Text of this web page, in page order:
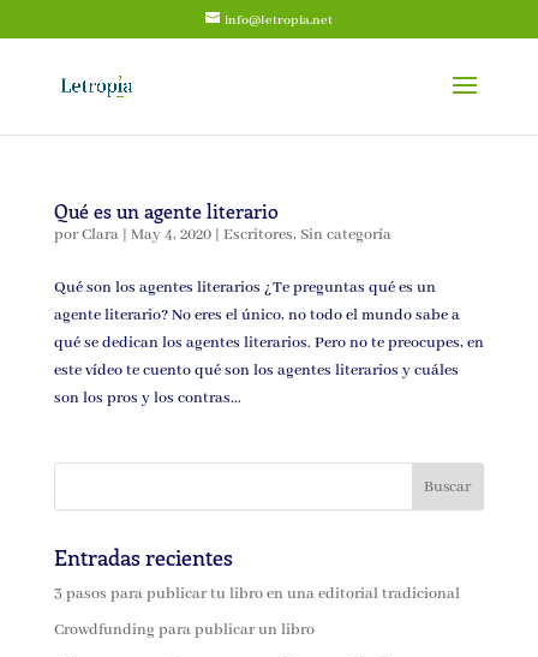
info@letropia.net
Qué es un agente literario
porClara| May 4, 2020| Escritores, Sin categoría
Qué son los agentes literarios ¿Te preguntas qué es un
agente literario? No eres el único, no todo el mundo sabe a
qué se dedican los agentes literarios. Pero no te preocupes, en
este vídeo te cuento qué son los agentes literarios y cuáles
son los pros y los contras...
Entradas recientes
3 pasos para publicar tu libro en una editorial tradicional
Crowdfunding para publicar un libro